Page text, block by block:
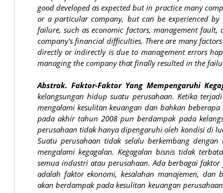
good developed as expected but in practice many
or a particular company, but can be experienced by
failure, such as economic factors, management
company's financial difficulties. There are many
directly or indirectly is due to management errors
managing the company that finally resulted in the
Abstrak. Faktor-Faktor Yang Mempengaruhi
kelangsungan hidup suatu perusahaan. Ketika
mengalami kesulitan keuangan dan bahkan
pada akhir tahun 2008 pun berdampak pada
perusahaan tidak hanya dipengaruhi oleh kondisi di
Suatu perusahaan tidak selalu berkembang
mengalami kegagalan. Kegagalan bisnis tidak
semua industri atau perusahaan. Ada berbagai
adalah faktor ekonomi, kesalahan manajemen, dan
akan berdampak pada kesulitan keuangan